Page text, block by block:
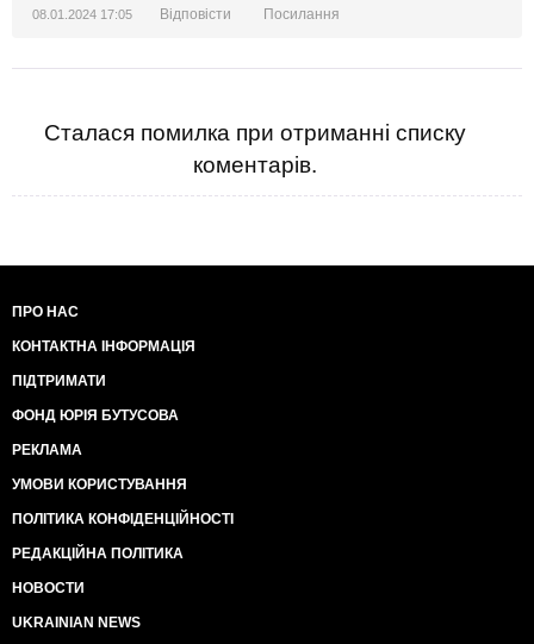
08.01.2024 17:05 Відповісти Посилання
Сталася помилка при отриманні списку
коментарів.
ПРО НАС
КОНТАКТНА ІНФОРМАЦІЯ
ПІДТРИМАТИ
ФОНД ЮРІЯ БУТУСОВА
РЕКЛАМА
УМОВИ КОРИСТУВАННЯ
ПОЛІТИКА КОНФІДЕНЦІЙНОСТІ
РЕДАКЦІЙНА ПОЛІТИКА
НОВОСТИ
UKRAINIAN NEWS